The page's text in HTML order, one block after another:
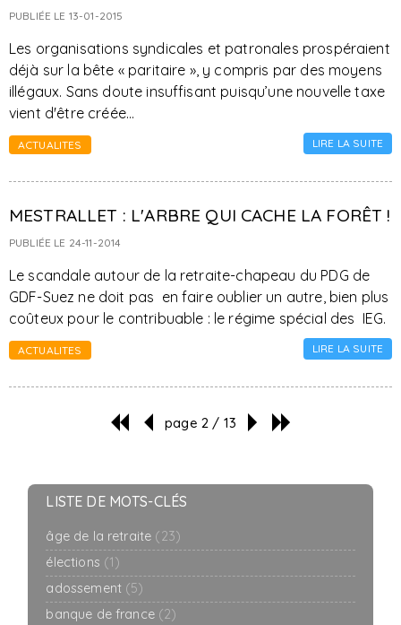
PUBLIÉE LE 13-01-2015
Les organisations syndicales et patronales prospéraient
déjà sur la bête « paritaire », y compris par des moyens
illégaux. Sans doute insuffisant puisqu’une nouvelle taxe
vient d'être créée...
ACTUALITES LIRE LA SUITE
MESTRALLET : L'ARBRE QUI CACHE LA FORÊT !
PUBLIÉE LE 24-11-2014
Le scandale autour de la retraite-chapeau du PDG de
GDF-Suez ne doit pas en faire oublier un autre, bien plus
coûteux pour le contribuable : le régime spécial des IEG.
ACTUALITES LIRE LA SUITE
page 2 / 13
LISTE DE MOTS-CLÉS
âge de la retraite (23)
élections (1)
adossement (5)
banque de france (2)